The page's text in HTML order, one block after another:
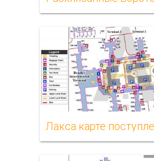
Лакса карте